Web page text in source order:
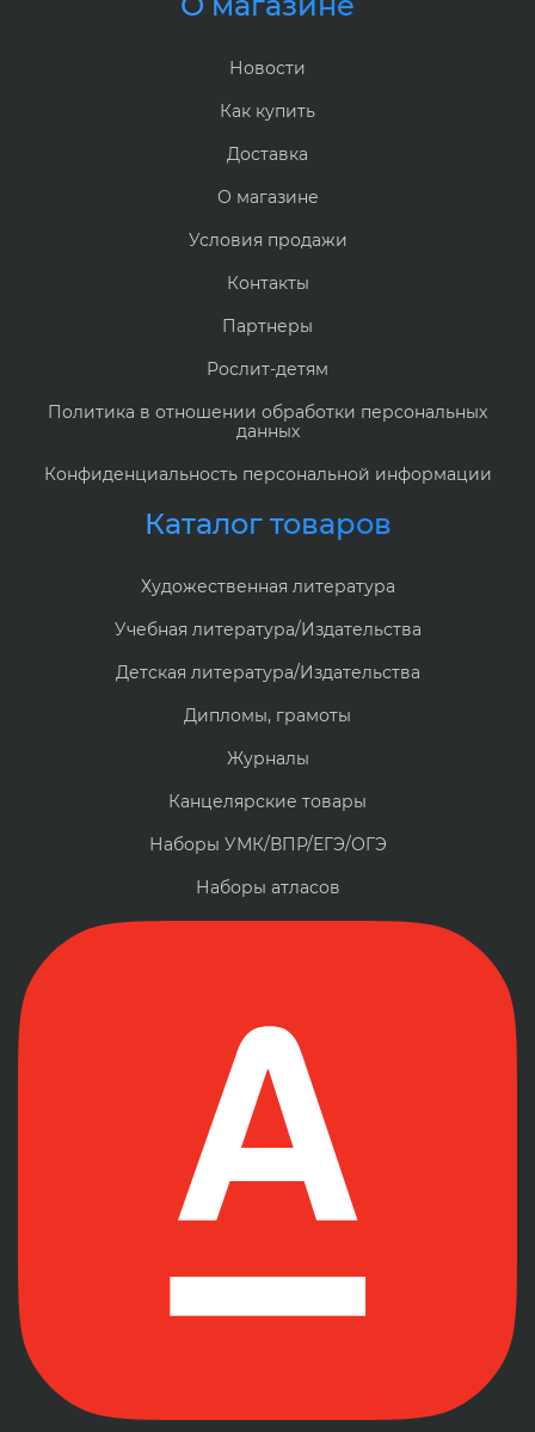
Новости
Как купить
Доставка
О магазине
Условия продажи
Контакты
Партнеры
Рослит-детям
Политика в отношении обработки персональных
данных
Конфиденциальность персональной информации
Каталог товаров
Художественная литература
Учебная литература/Издательства
Детская литература/Издательства
Дипломы, грамоты
Журналы
Канцелярские товары
Наборы УМК/ВПР/ЕГЭ/ОГЭ
Наборы атласов